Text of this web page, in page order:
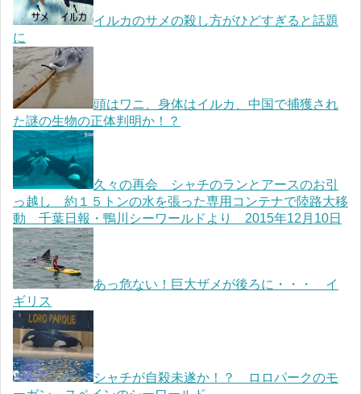
イルカのサメの殺し方がひどすぎると話題
に
頭はワニ、身体はイルカ、中国で捕獲され
た謎の生物の正体判明か！？
久々の再会 シャチのランとアースのお引
っ越し 約１５トンの水を張った専用コンテナで陸路大移
動 千葉日報・鴨川シーワールドより 2015年12月10日
あっ危ない！巨大ザメが後ろに・・・ イ
ギリス
シャチが自殺未遂か！？ ロロパークのモ